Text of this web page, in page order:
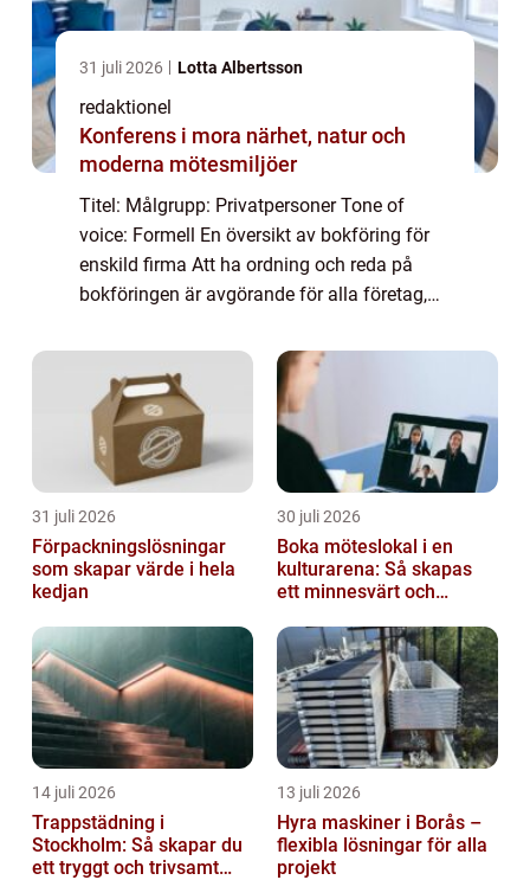
31 juli 2026 Lotta Albertsson
redaktionel
Konferens i mora närhet, natur och
moderna mötesmiljöer
Titel: Målgrupp: Privatpersoner Tone of
voice: Formell En översikt av bokföring för
enskild firma Att ha ordning och reda på
bokföringen är avgörande för alla företag,
enskild firma handlar om att organisera o...
31 juli 2026
Förpackningslösningar
som skapar värde i hela
kedjan
30 juli 2026
Boka möteslokal i en
kulturarena: Så skapas
ett minnesvärt och
14 juli 2026
Trappstädning i
Stockholm: Så skapar du
ett tryggt och trivsamt
13 juli 2026
Hyra maskiner i Borås –
flexibla lösningar för alla
projekt